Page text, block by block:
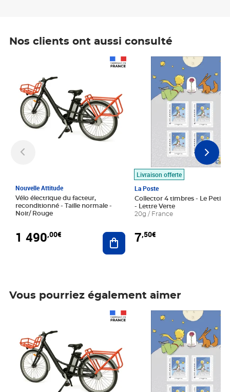
Nos clients ont aussi consulté
Nouvelle Attitude
Vélo électrique du facteur,
reconditionné - Taille normale -
Noir/ Rouge
1 490,00€ Ajouter au panier
Livraison offerte
La Poste
Collector 4 timbres - Le Petit
- Lettre Verte
20g / France
7,50€
Prix 7,50€
Vous pourriez également aimer
Prix 7,50€